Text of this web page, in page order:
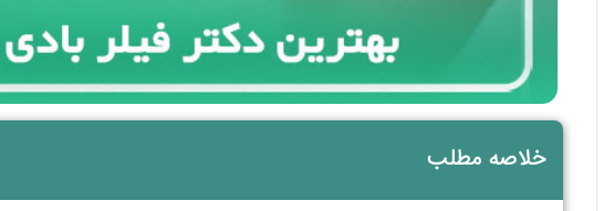
خلاصه مطلب